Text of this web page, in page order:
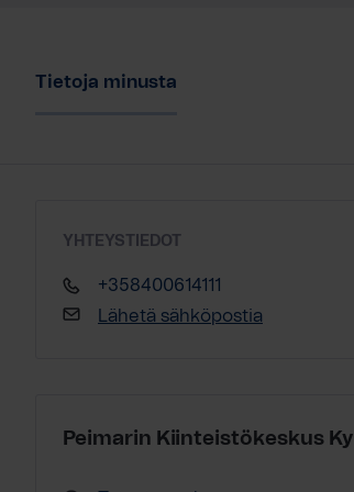
Tietoja minusta
YHTEYSTIEDOT
+358400614111
Lähetä sähköpostia
Peimarin Kiinteistökeskus Ky